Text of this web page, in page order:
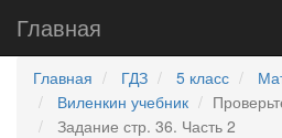
Главная
Главная ГДЗ 5 класс
Виленкин учебник
Задание стр. 36. Часть 2